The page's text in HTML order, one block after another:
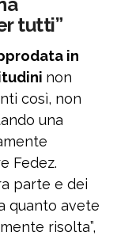
tutti”
in
non
così, non
una
Fedez.
parte e dei
quanto avete
risolta”,